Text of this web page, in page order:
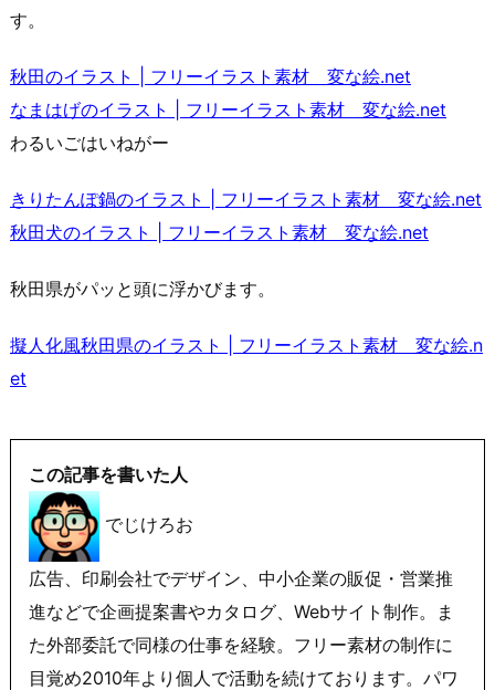
す。
秋田のイラスト | フリーイラスト素材 変な絵.net
なまはげのイラスト | フリーイラスト素材 変な絵.net
わるいごはいねがー
きりたんぽ鍋のイラスト | フリーイラスト素材 変な絵.net
秋田犬のイラスト | フリーイラスト素材 変な絵.net
秋田県がパッと頭に浮かびます。
擬人化風秋田県のイラスト | フリーイラスト素材 変な絵.n
et
この記事を書いた人
でじけろお
広告、印刷会社でデザイン、中小企業の販促・営業推
進などで企画提案書やカタログ、Webサイト制作。ま
た外部委託で同様の仕事を経験。フリー素材の制作に
目覚め2010年より個人で活動を続けております。パワ